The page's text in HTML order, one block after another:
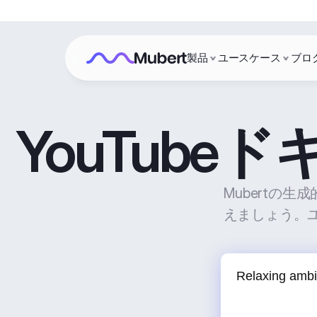
YouTubeド
Mubertの生成
えましょう。
製品 ユースケース ブロ